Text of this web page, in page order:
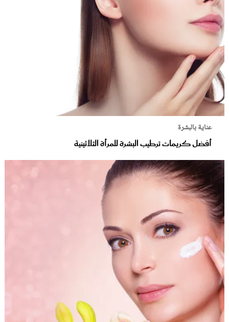
عناية بالبشرة
أفضل كريمات ترطيب البشرة للمرأة الثلاثينية